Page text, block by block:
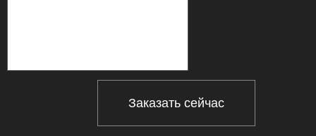
Заказать сейчас